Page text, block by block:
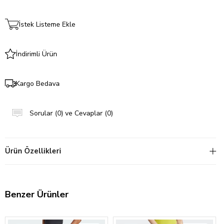
İstek Listeme Ekle
İndirimli Ürün
Kargo Bedava
Sorular (0) ve Cevaplar (0)
Ürün Özellikleri
Benzer Ürünler